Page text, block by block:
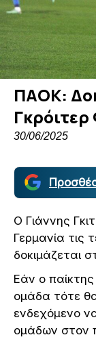
ΠΑΟΚ:
Γκρόιτερ
30/06/2025
Ο Γιάννης
Γερμανία τις
δοκιμάζεται
Εάν ο παίκτης
ομάδα τότε
ενδεχόμενο
ομάδων στον